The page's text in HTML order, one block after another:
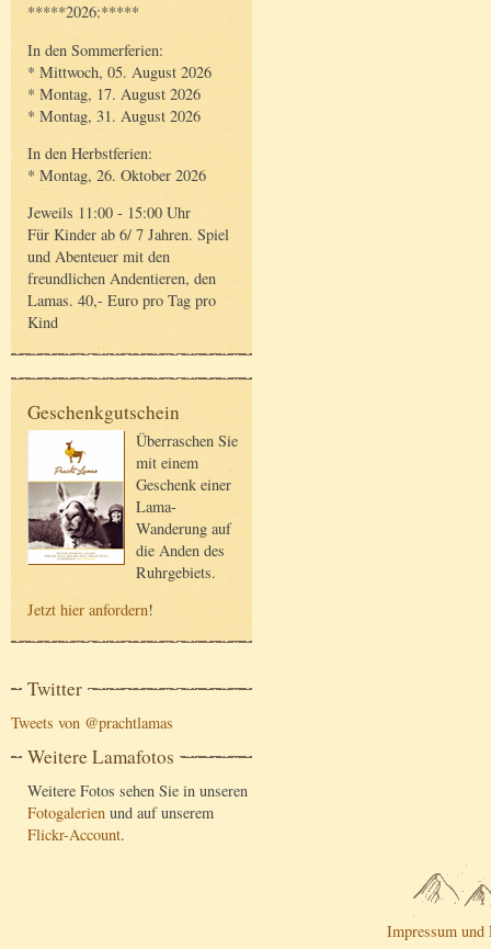
*****2026:*****
In den Sommerferien:
* Mittwoch, 05. August 2026
* Montag, 17. August 2026
* Montag, 31. August 2026
In den Herbstferien:
* Montag, 26. Oktober 2026
Jeweils 11:00 - 15:00 Uhr
Für Kinder ab 6/ 7 Jahren. Spiel
und Abenteuer mit den
freundlichen Andentieren, den
Lamas. 40,- Euro pro Tag pro
Kind
Geschenkgutschein
Überraschen Sie
mit einem
Geschenk einer
Lama-
Wanderung auf
die Anden des
Ruhrgebiets.
Jetzt hier anfordern!
Twitter
Tweets von @prachtlamas
Weitere Lamafotos
Weitere Fotos sehen Sie in unseren
Fotogalerien und auf unserem
Flickr-Account.
Impressum und